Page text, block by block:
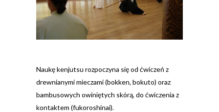
Naukę kenjutsu rozpoczyna się od ćwiczeń z
drewnianymi mieczami (bokken, bokuto) oraz
bambusowych owiniętych skórą, do ćwiczenia z
kontaktem (fukoroshinai).